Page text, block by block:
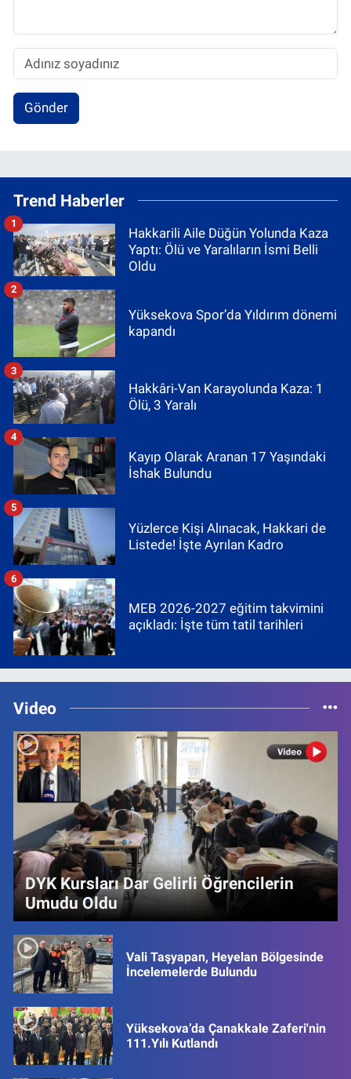
Gönder
Trend Haberler
Hakkarili Aile Düğün Yolunda Kaza
Yaptı: Ölü ve Yaralıların İsmi Belli
Oldu
1
Yüksekova Spor’da Yıldırım dönemi
kapandı
2
Hakkâri-Van Karayolunda Kaza: 1
Ölü, 3 Yaralı
3
Kayıp Olarak Aranan 17 Yaşındaki
İshak Bulundu
4
Yüzlerce Kişi Alınacak, Hakkari de
Listede! İşte Ayrılan Kadro
5
MEB 2026-2027 eğitim takvimini
açıkladı: İşte tüm tatil tarihleri
6
Video
DYK Kursları Dar Gelirli Öğrencilerin
Umudu Oldu
Vali Taşyapan, Heyelan Bölgesinde
İncelemelerde Bulundu
Yüksekova’da Çanakkale Zaferi'nin
111.Yılı Kutlandı